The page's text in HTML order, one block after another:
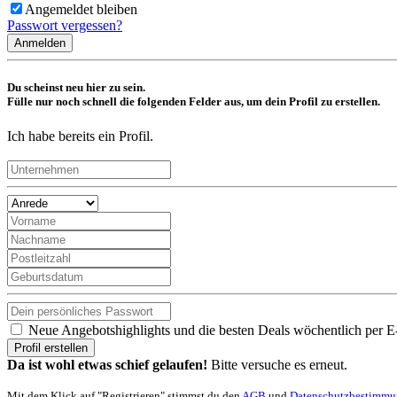
Angemeldet bleiben
Passwort vergessen?
Anmelden
Du scheinst neu hier zu sein.
Fülle nur noch schnell die folgenden Felder aus, um dein Profil zu erstellen.
Ich habe bereits ein Profil.
Neue Angebotshighlights und die besten Deals wöchentlich per
Profil erstellen
Da ist wohl etwas schief gelaufen! Bitte versuche es erneut.